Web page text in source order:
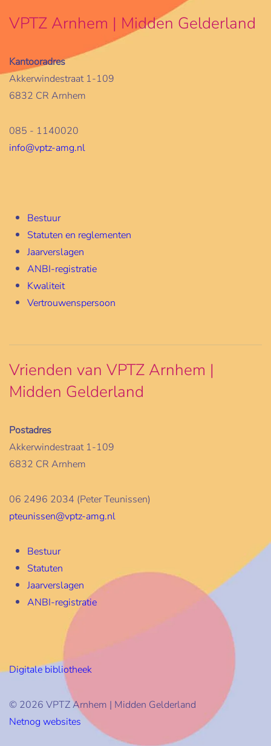
VPTZ Arnhem | Midden Gelderland
Kantooradres
Akkerwindestraat 1-109
6832 CR Arnhem
085 - 1140020
info@vptz-amg.nl
Bestuur
Statuten en reglementen
Jaarverslagen
ANBI-registratie
Kwaliteit
Vertrouwenspersoon
Vrienden van VPTZ Arnhem |
Midden Gelderland
Postadres
Akkerwindestraat 1-109
6832 CR Arnhem
06 2496 2034 (Peter Teunissen)
pteunissen@vptz-amg.nl
Bestuur
Statuten
Jaarverslagen
ANBI-registratie
Digitale bibliotheek
© 2026 VPTZ Arnhem | Midden Gelderland
Netnog websites